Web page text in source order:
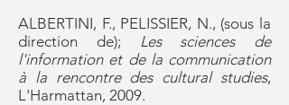
ALBERTINI, F., PELISSIER, N., (sous la
direction de); Les sciences de
l'information et de la communication
à la rencontre des cultural studies,
L'Harmattan, 2009.